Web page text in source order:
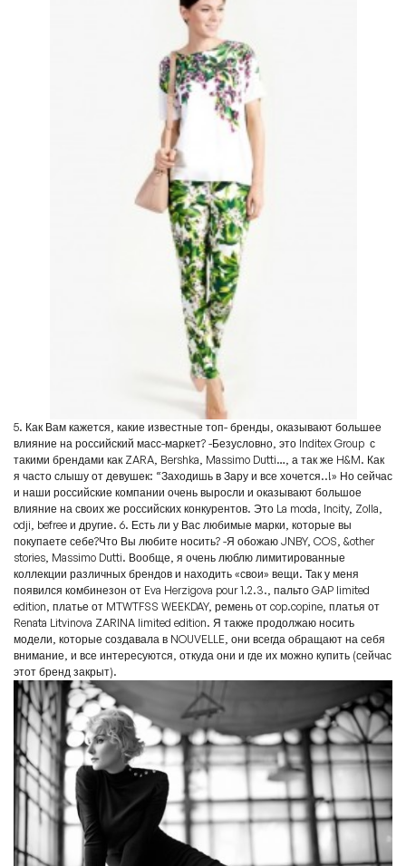
5. Как Вам кажется, какие известные топ- бренды, оказывают большее
влияние на российский масс-маркет? -Безусловно, это Inditex Group с
такими брендами как ZARA, Bershka, Massimo Dutti…, а так же H&M. Как
я часто слышу от девушек: “Заходишь в Зару и все хочется..!» Но сейчас
и наши российские компании очень выросли и оказывают большое
влияние на своих же российских конкурентов. Это La moda, Incity, Zolla,
odji, befree и другие. 6. Есть ли у Вас любимые марки, которые вы
покупаете себе?Что Вы любите носить? -Я обожаю JNBY, COS, &other
stories, Massimo Dutti. Вообще, я очень люблю лимитированные
коллекции различных брендов и находить «свои» вещи. Так у меня
появился комбинезон от Eva Herzigova pour 1.2.3., пальто GAP limited
edition, платье от MTWTFSS WEEKDAY, ремень от cop.copine, платья от
Renata Litvinova ZARINA limited edition. Я также продолжаю носить
модели, которые создавала в NOUVELLE, они всегда обращают на себя
внимание, и все интересуются, откуда они и где их можно купить (сейчас
этот бренд закрыт).